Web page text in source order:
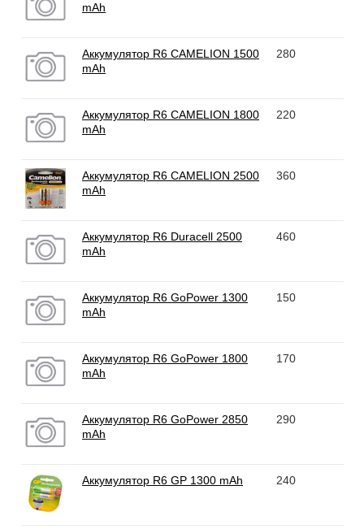
mAh
Аккумулятор R6 CAMELION 1500
mAh
280
Аккумулятор R6 CAMELION 1800
mAh
220
Аккумулятор R6 CAMELION 2500
mAh
360
Аккумулятор R6 Duracell 2500
mAh
460
Аккумулятор R6 GoPower 1300
mAh
150
Аккумулятор R6 GoPower 1800
mAh
170
Аккумулятор R6 GoPower 2850
mAh
290
Аккумулятор R6 GP 1300 mAh 240